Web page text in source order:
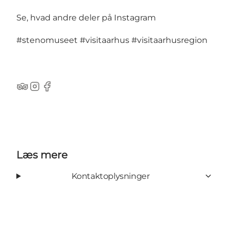
Se, hvad andre deler på Instagram
#stenomuseet #visitaarhus #visitaarhusregion
TripAdvisor
Instagram
Facebook
Læs mere
Kontaktoplysninger